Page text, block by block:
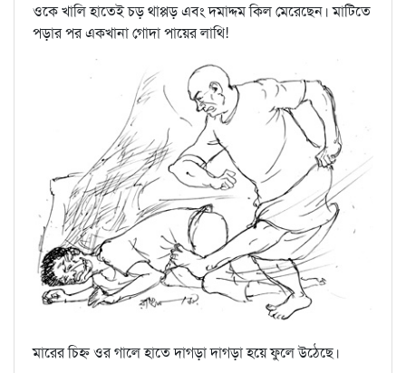
ওকে খালি হাতেই চড় থাপ্পড় এবং দমাদ্দম কিল মেরেছেন। মাটিতে
পড়ার পর একখানা গোদা পায়ের লাথি!
মারের চিহ্ন ওর গালে হাতে দাগড়া দাগড়া হয়ে ফুলে উঠেছে।